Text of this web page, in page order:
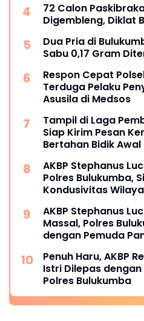
72 Calon
Digembleng, Diklat
Dua Pria di
Sabu 0,17 Gram
Respon Cepat
Terduga Pelaku
Asusila di Medsos
Tampil di Laga
Siap Kirim Pesan
Bertahan Bidik
AKBP Stephanus
Polres Bulukumba,
Kondusivitas
AKBP Stephanus
Massal, Polres
dengan Pemuda
Penuh Haru, AKBP
Istri Dilepas
Polres Bulukumba